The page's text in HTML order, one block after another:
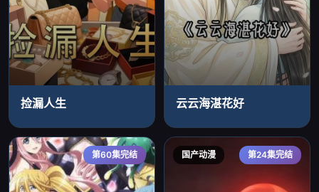
捡漏人生 云云海湛花好
第60集完结 国产动漫 第24集完结